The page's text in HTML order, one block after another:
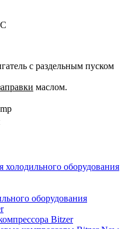
с раздельным пуском
маслом.
оборудования
оборудования
Bitzer